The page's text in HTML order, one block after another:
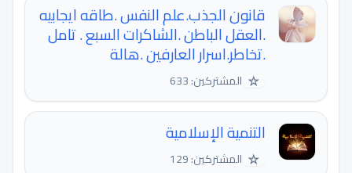
قانون الجذب.علم النفس .طاقه ايجابيه
.العقل الباطن .الشاكرات السبع . تامل
.تخاطر.اسرار العارفين .هالة
☆ المشتركين: 633
التنمية الإسلامية
☆ المشتركين: 129